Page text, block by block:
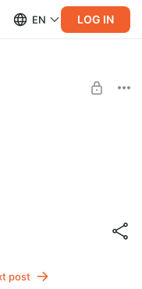
EN LOG IN
о Терапии,
post